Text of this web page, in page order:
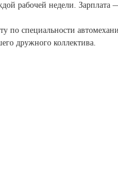
рабочей недели. Зарплата
по специальности
дружного коллектива.